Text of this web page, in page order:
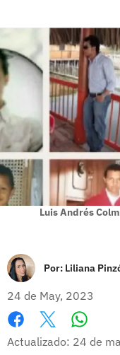
Luis Andrés
Por: Liliana
24 de May, 2023
Facebook
X
Actualizado: 24 de